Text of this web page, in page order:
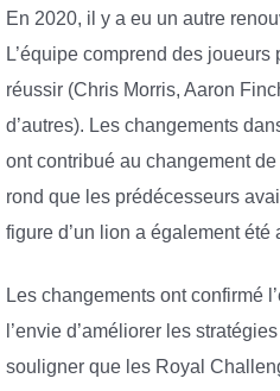
En 2020, il y a eu un autre
L’équipe comprend des
réussir (Chris Morris, Aaron
d’autres). Les changements
ont contribué au changement
rond que les prédécesseurs
figure d’un lion a également été
Les changements ont confirmé
l’envie d’améliorer les
souligner que les Royal